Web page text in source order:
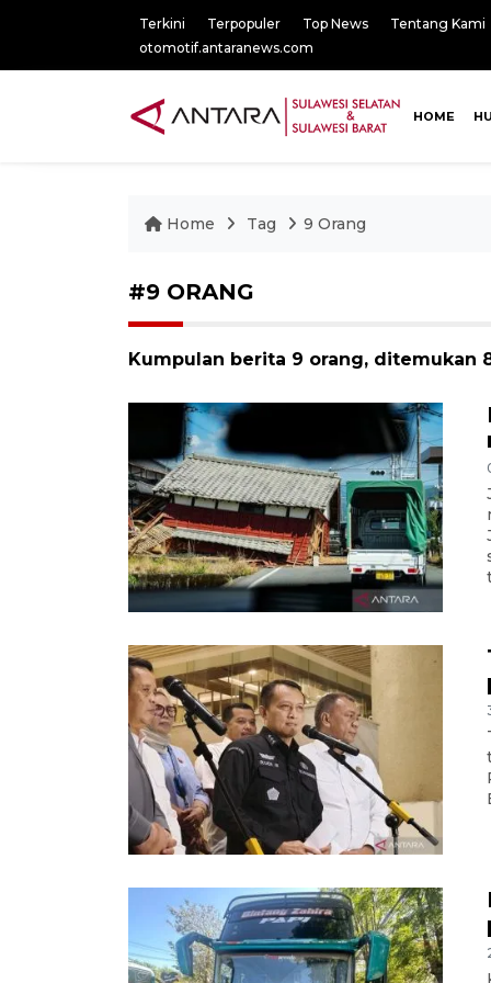
Terkini Terpopuler Top News
Tentang Kami
otomotif.antaranews.com
HOME
Home Tag 9 Orang
#9 ORANG
Kumpulan berita 9 orang, ditemukan